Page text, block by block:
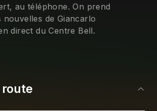
au téléphone. On prend
nouvelles de Giancarlo
direct du Centre Bell.
route